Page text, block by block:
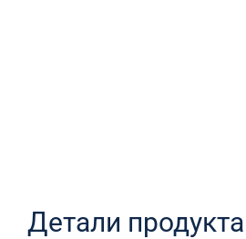
Детали продукта